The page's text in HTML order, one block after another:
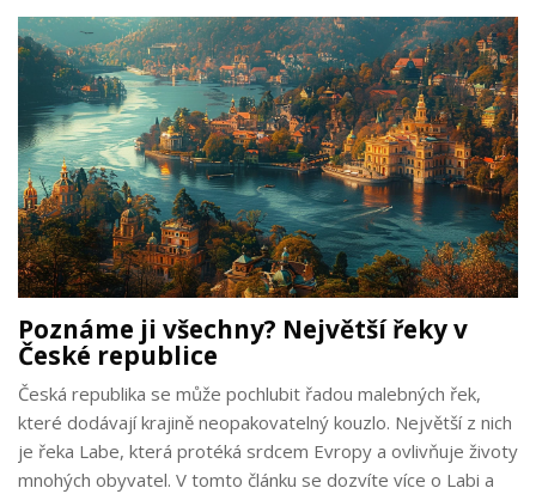
turistice.
Poznáme ji všechny? Největší řeky v
České republice
Česká republika se může pochlubit řadou malebných řek,
které dodávají krajině neopakovatelný kouzlo. Největší z nich
je řeka Labe, která protéká srdcem Evropy a ovlivňuje životy
mnohých obyvatel. V tomto článku se dozvíte více o Labi a